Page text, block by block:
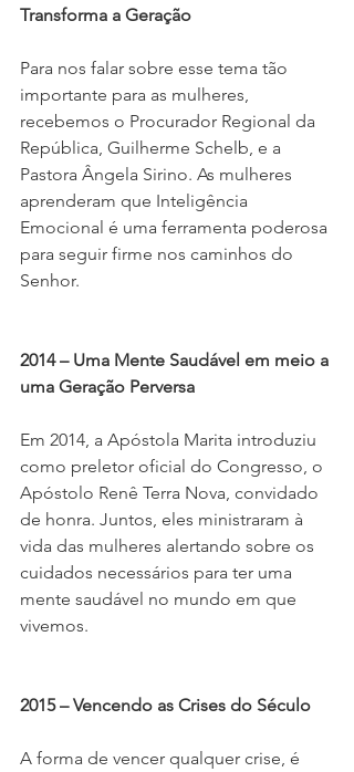
Transforma a Geração
Para nos falar sobre esse tema tão
importante para as mulheres,
recebemos o Procurador Regional da
República, Guilherme Schelb, e a
Pastora Ângela Sirino. As mulheres
aprenderam que Inteligência
Emocional é uma ferramenta poderosa
para seguir firme nos caminhos do
Senhor.
2014 – Uma Mente Saudável em meio a
uma Geração Perversa
Em 2014, a Apóstola Marita introduziu
como preletor oficial do Congresso, o
Apóstolo Renê Terra Nova, convidado
de honra. Juntos, eles ministraram à
vida das mulheres alertando sobre os
cuidados necessários para ter uma
mente saudável no mundo em que
vivemos.
2015 – Vencendo as Crises do Século
A forma de vencer qualquer crise, é